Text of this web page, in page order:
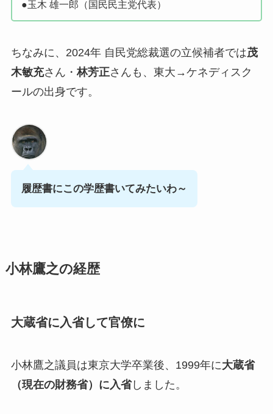
●玉木 雄一郎（国民民主党代表）
ちなみに、2024年 自民党総裁選の立候補者では茂
木敏充さん・林芳正さんも、東大→ケネディスク
ールの出身です。
履歴書にこの学歴書いてみたいわ～
小林鷹之の経歴
大蔵省に入省して官僚に
小林鷹之議員は東京大学卒業後、1999年に大蔵省
（現在の財務省）に入省しました。